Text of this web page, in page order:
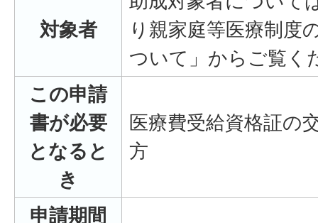
対象者
り親家庭等医療制度
ついて」からご覧く
この申請
書が必要
となると
き
医療費受給資格証の
方
申請期間